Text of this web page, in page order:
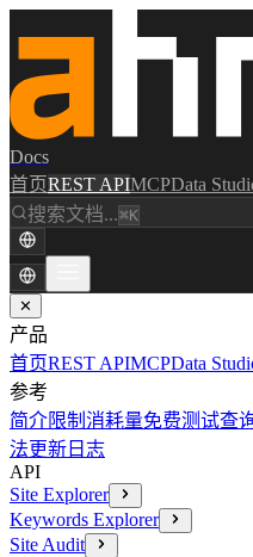
Docs
首页REST APIMCPData
搜索文档...⌘K
✕
产品
首页REST APIMCPData
参考
简介限制消耗量免费测试查
法更新日志
API
Site Explorer
Keywords Explorer
Site Audit